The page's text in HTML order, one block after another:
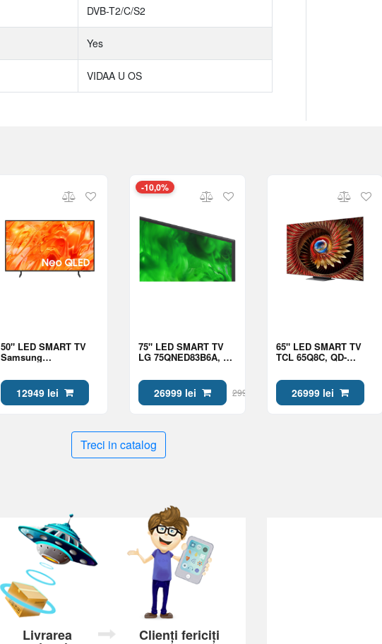
DVB-T2/C/S2
Yes
VIDAA U OS
50" LED SMART TV
Samsung
Mini LED 4K UHD,
Tizen OS, Black
12949 lei
-10,0%
75" LED SMART TV
LG 75QNED83B6A, QD
webOS, Black
26999 lei 29999 lei
65" LED SMART TV
TCL 65Q8C, QD-
Google TV, Black
26999 lei
Treci in catalog
Livrarea Clienți fericiți